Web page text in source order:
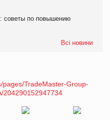
советы по повышению
Всі новини